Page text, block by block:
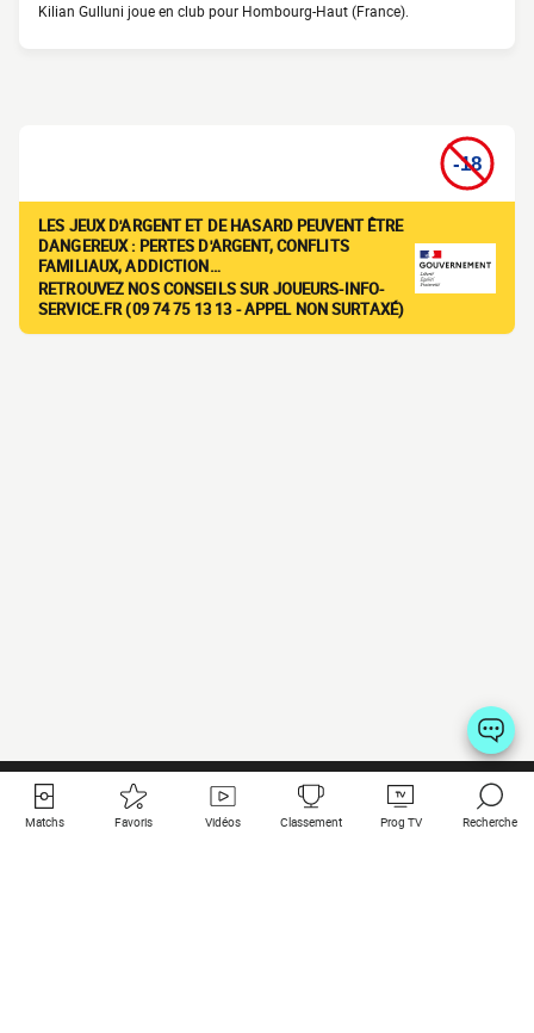
Kilian Gulluni joue en club pour Hombourg-Haut (France).
LES JEUX D'ARGENT ET DE HASARD PEUVENT ÊTRE
DANGEREUX : PERTES D'ARGENT, CONFLITS
FAMILIAUX, ADDICTION…
RETROUVEZ NOS CONSEILS SUR JOUEURS-INFO-
SERVICE.FR (09 74 75 13 13 - APPEL NON SURTAXÉ)
Matchs Favoris Vidéos Classement Prog TV Recherche